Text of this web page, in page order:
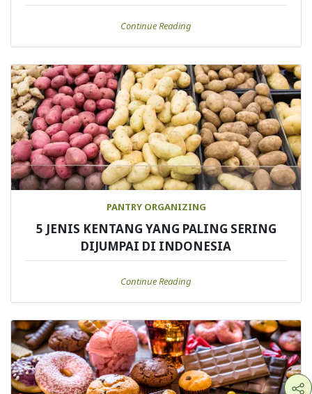
Continue Reading
PANTRY ORGANIZING
5 JENIS KENTANG YANG PALING SERING
DIJUMPAI DI INDONESIA
Continue Reading